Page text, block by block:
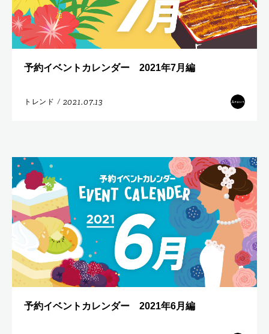
予約イベントカレンダー 2021年7月編
トレンド / 2021.07.13
予約イベントカレンダー 2021年6月編